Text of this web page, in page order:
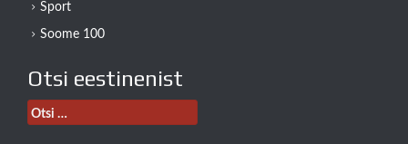
Sport
Soome 100
Otsi eestinenist
Otsi: